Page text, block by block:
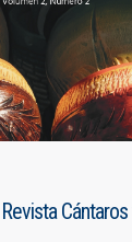
Revista